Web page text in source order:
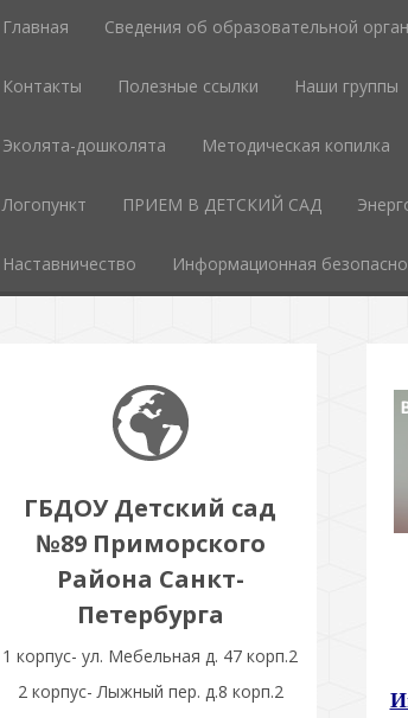
Главная Сведения об образовательной
Контакты Полезные ссылки Наши группы
Эколята-дошколята Методическая копилка
Логопункт ПРИЕМ В ДЕТСКИЙ САД
Наставничество Информационная
ГБДОУ Детский сад
№89 Приморского
Района Санкт-
Петербурга
1 корпус- ул. Мебельная д. 47 корп.2
2 корпус- Лыжный пер. д.8 корп.2